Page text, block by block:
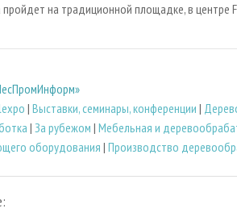
на традиционной площадке, в центре
| Выставки, семинары, конференции |
| За рубежом | Мебельная и
оборудования | Производство